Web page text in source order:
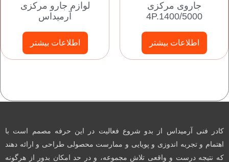
جاروی مرکزی
4P.1400/5000
اطلاعات بیشتر
لوازم جارو مرکزی
آرمیداس
اطلاعات بیشتر
کادر فنی آرمیداس از بدو شروع فعالیت در این حرفه مصمم است با
اهتمام و تجربه اندوزی و پویایی و ممارست محصولی طراحی و ارائه دهند
که نتیجه درست و واقعی تلاش مجموعه، و در حد امکان بدور از هرگونه